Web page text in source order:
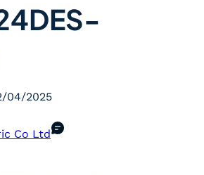
04/2025
Co Ltd